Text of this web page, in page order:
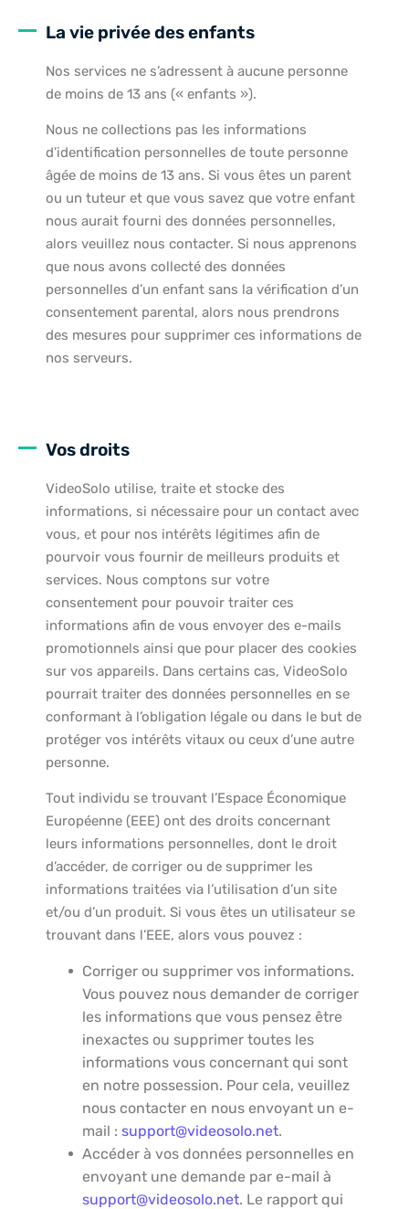
La vie privée des enfants
Nos services ne s’adressent à aucune personne
de moins de 13 ans (« enfants »).
Nous ne collections pas les informations
d’identification personnelles de toute personne
âgée de moins de 13 ans. Si vous êtes un parent
ou un tuteur et que vous savez que votre enfant
nous aurait fourni des données personnelles,
alors veuillez nous contacter. Si nous apprenons
que nous avons collecté des données
personnelles d’un enfant sans la vérification d’un
consentement parental, alors nous prendrons
des mesures pour supprimer ces informations de
nos serveurs.
Vos droits
VideoSolo utilise, traite et stocke des
informations, si nécessaire pour un contact avec
vous, et pour nos intérêts légitimes afin de
pourvoir vous fournir de meilleurs produits et
services. Nous comptons sur votre
consentement pour pouvoir traiter ces
informations afin de vous envoyer des e-mails
promotionnels ainsi que pour placer des cookies
sur vos appareils. Dans certains cas, VideoSolo
pourrait traiter des données personnelles en se
conformant à l’obligation légale ou dans le but de
protéger vos intérêts vitaux ou ceux d’une autre
personne.
Tout individu se trouvant l’Espace Économique
Européenne (EEE) ont des droits concernant
leurs informations personnelles, dont le droit
d’accéder, de corriger ou de supprimer les
informations traitées via l’utilisation d’un site
et/ou d’un produit. Si vous êtes un utilisateur se
trouvant dans l’EEE, alors vous pouvez :
Corriger ou supprimer vos informations.
Vous pouvez nous demander de corriger
les informations que vous pensez être
inexactes ou supprimer toutes les
informations vous concernant qui sont
en notre possession. Pour cela, veuillez
nous contacter en nous envoyant un e-
mail : support@videosolo.net.
Accéder à vos données personnelles en
envoyant une demande par e-mail à
support@videosolo.net. Le rapport qui